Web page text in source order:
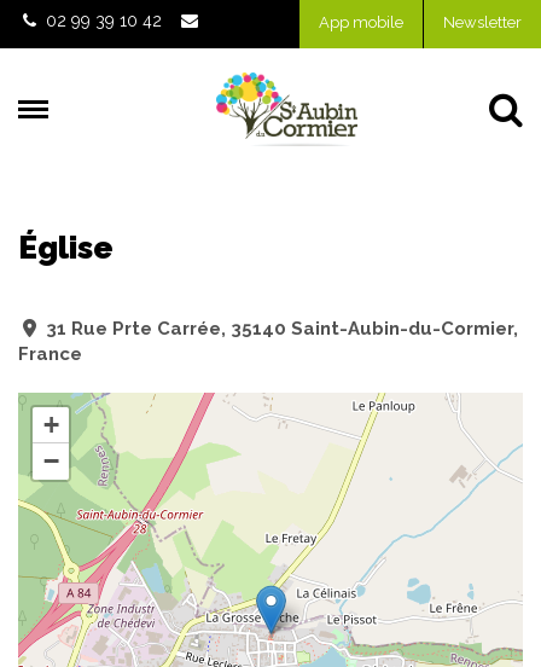
Gestion des traceurs
02 99 39 10 42 App mobile Newsletter
Église
31 Rue Prte Carrée, 35140 Saint-Aubin-du-Cormier,
France
+
−